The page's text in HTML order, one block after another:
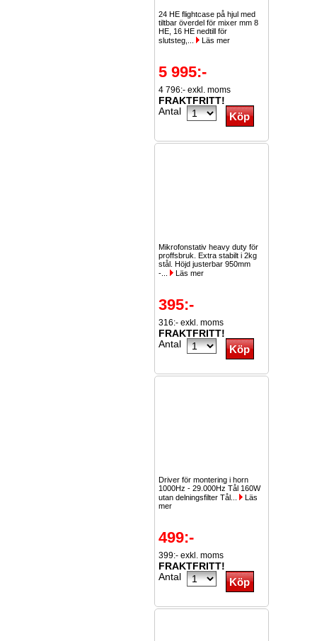
24 HE flightcase på hjul med
tiltbar överdel för mixer mm 8
HE, 16 HE nedtill för
slutsteg,...
Läs mer
5 995:-
4 796:- exkl. moms
FRAKTFRITT!
Antal
Mikrofonstativ heavy duty för
proffsbruk. Extra stabilt i 2kg
stål. Höjd justerbar 950mm
-...
Läs mer
395:-
316:- exkl. moms
FRAKTFRITT!
Antal
Driver för montering i horn
1000Hz - 29.000Hz Tål 160W
utan delningsfilter Tål...
Läs
mer
499:-
399:- exkl. moms
FRAKTFRITT!
Antal